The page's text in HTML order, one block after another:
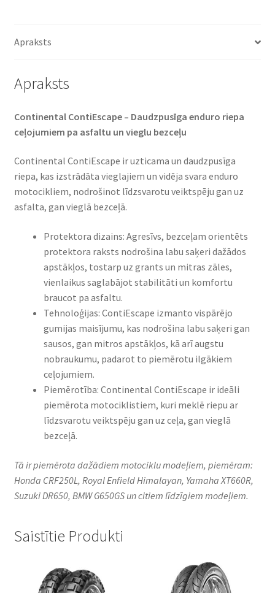
Apraksts
Apraksts
Continental ContiEscape – Daudzpusīga enduro riepa
ceļojumiem pa asfaltu un vieglu bezceļu
Continental ContiEscape ir uzticama un daudzpusīga
riepa, kas izstrādāta vieglajiem un vidēja svara enduro
motocikliem, nodrošinot līdzsvarotu veiktspēju gan uz
asfalta, gan vieglā bezceļā.
Protektora dizains: Agresīvs, bezceļam orientēts
protektora raksts nodrošina labu saķeri dažādos
apstākļos, tostarp uz grants un mitras zāles,
vienlaikus saglabājot stabilitāti un komfortu
braucot pa asfaltu.
Tehnoloģijas: ContiEscape izmanto vispārējo
gumijas maisījumu, kas nodrošina labu saķeri gan
sausos, gan mitros apstākļos, kā arī augstu
nobraukumu, padarot to piemērotu ilgākiem
ceļojumiem.
Piemērotība: Continental ContiEscape ir ideāli
piemērota motociklistiem, kuri meklē riepu ar
līdzsvarotu veiktspēju gan uz ceļa, gan vieglā
bezceļā.
Tā ir piemērota dažādiem motociklu modeļiem, piemēram:
Honda CRF250L, Royal Enfield Himalayan, Yamaha XT660R,
Suzuki DR650, BMW G650GS un citiem līdzīgiem modeļiem.
Saistītie Produkti